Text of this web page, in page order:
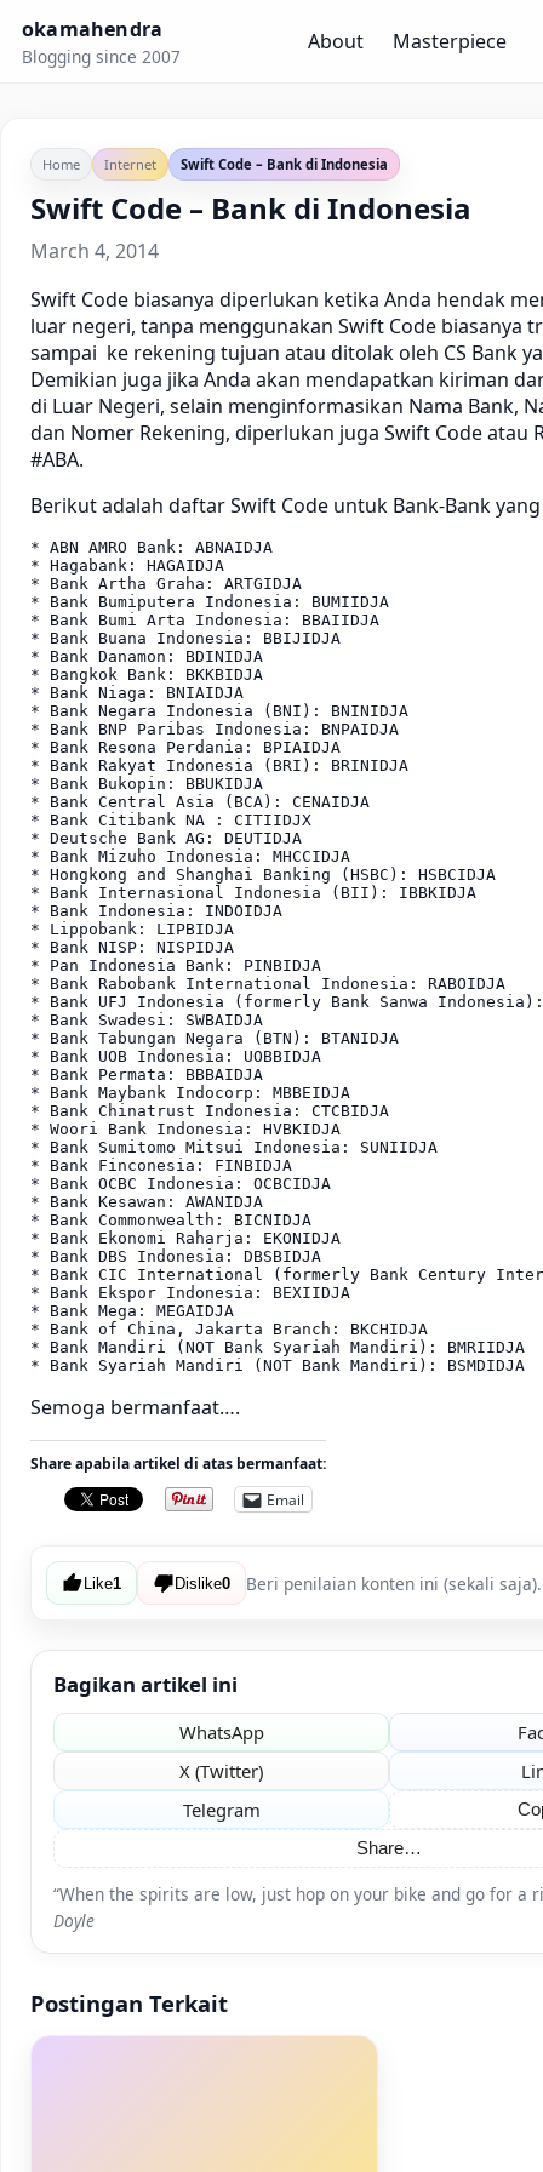
okamahendra
Blogging since 2007
About Masterpiece
Home Internet Swift Code – Bank di Indonesia
Swift Code – Bank di Indonesia
March 4, 2014
Swift Code biasanya diperlukan ketika Anda hendak
luar negeri, tanpa menggunakan Swift Code biasanya
sampai ke rekening tujuan atau ditolak oleh CS Bank
Demikian juga jika Anda akan mendapatkan kiriman
di Luar Negeri, selain menginformasikan Nama Bank,
dan Nomer Rekening, diperlukan juga Swift Code atau
#ABA.
Berikut adalah daftar Swift Code untuk Bank-Bank
* ABN AMRO Bank: ABNAIDJA
* Hagabank: HAGAIDJA
* Bank Artha Graha: ARTGIDJA
* Bank Bumiputera Indonesia: BUMIIDJA
* Bank Bumi Arta Indonesia: BBAIIDJA
* Bank Buana Indonesia: BBIJIDJA
* Bank Danamon: BDINIDJA
* Bangkok Bank: BKKBIDJA
* Bank Niaga: BNIAIDJA
* Bank Negara Indonesia (BNI): BNINIDJA
* Bank BNP Paribas Indonesia: BNPAIDJA
* Bank Resona Perdania: BPIAIDJA
* Bank Rakyat Indonesia (BRI): BRINIDJA
* Bank Bukopin: BBUKIDJA
* Bank Central Asia (BCA): CENAIDJA
* Bank Citibank NA : CITIIDJX
* Deutsche Bank AG: DEUTIDJA
* Bank Mizuho Indonesia: MHCCIDJA
* Hongkong and Shanghai Banking (HSBC): HSBCIDJA
* Bank Internasional Indonesia (BII): IBBKIDJA
* Bank Indonesia: INDOIDJA
* Lippobank: LIPBIDJA
* Bank NISP: NISPIDJA
* Pan Indonesia Bank: PINBIDJA
* Bank Rabobank International Indonesia: RABOIDJA
* Bank UFJ Indonesia (formerly Bank Sanwa
* Bank Swadesi: SWBAIDJA
* Bank Tabungan Negara (BTN): BTANIDJA
* Bank UOB Indonesia: UOBBIDJA
* Bank Permata: BBBAIDJA
* Bank Maybank Indocorp: MBBEIDJA
* Bank Chinatrust Indonesia: CTCBIDJA
* Woori Bank Indonesia: HVBKIDJA
* Bank Sumitomo Mitsui Indonesia: SUNIIDJA
* Bank Finconesia: FINBIDJA
* Bank OCBC Indonesia: OCBCIDJA
* Bank Kesawan: AWANIDJA
* Bank Commonwealth: BICNIDJA
* Bank Ekonomi Raharja: EKONIDJA
* Bank DBS Indonesia: DBSBIDJA
* Bank CIC International (formerly Bank Century
* Bank Ekspor Indonesia: BEXIIDJA
* Bank Mega: MEGAIDJA
* Bank of China, Jakarta Branch: BKCHIDJA
* Bank Mandiri (NOT Bank Syariah Mandiri): BMRIIDJA
* Bank Syariah Mandiri (NOT Bank Mandiri): BSMDIDJA
Semoga bermanfaat….
Share apabila artikel di atas bermanfaat:
Email
Like1 Dislike0 Beri penilaian konten ini (sekali saja).
Bagikan artikel ini
WhatsApp
X (Twitter)
Telegram
Share…
“When the spirits are low, just hop on your bike and go for a
Doyle
Postingan Terkait